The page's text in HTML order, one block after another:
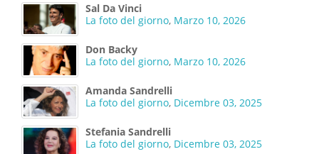
Sal Da Vinci
La foto del giorno, Marzo 10, 2026
Don Backy
La foto del giorno, Marzo 10, 2026
Amanda Sandrelli
La foto del giorno, Dicembre 03, 2025
Stefania Sandrelli
La foto del giorno, Dicembre 03, 2025